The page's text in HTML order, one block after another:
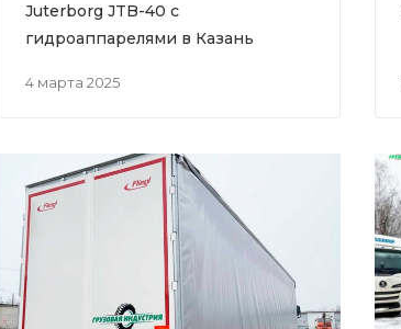
4 марта 2025
Juterborg JTB-40 с
гидроаппарелями в Казань